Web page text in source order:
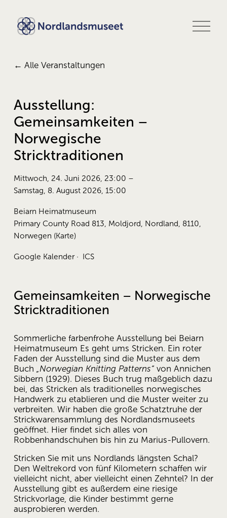
M
e
Alle Veranstaltungen
Ausstellung:
Gemeinsamkeiten –
Norwegische
Stricktraditionen
Mittwoch, 24. Juni 2026 23:00
Samstag, 8. August 2026 15:00
Beiarn Heimatmuseum
Primary County Road 813 Moldjord, Nordland, 8110
Norwegen (Karte)
Google Kalender ICS
Gemeinsamkeiten – Norwegische
Stricktraditionen
Sommerliche farbenfrohe Ausstellung bei Beiarn
Heimatmuseum Es geht ums Stricken. Ein roter
Faden der Ausstellung sind die Muster aus dem
Buch
„Norwegian Knitting Patterns“ von Annichen
Sibbern (1929). Dieses Buch trug maßgeblich dazu
bei, das Stricken als traditionelles norwegisches
Handwerk zu etablieren und die Muster weiter zu
verbreiten. Wir haben die große Schatztruhe der
Strickwarensammlung des Nordlandsmuseets
geöffnet. Hier findet sich alles von
Robbenhandschuhen bis hin zu Marius-Pullovern.
Stricken Sie mit uns Nordlands längsten Schal?
Den Weltrekord von fünf Kilometern schaffen wir
vielleicht nicht, aber vielleicht einen Zehntel? In der
Ausstellung gibt es außerdem eine riesige
Strickvorlage, die Kinder bestimmt gerne
ausprobieren werden.